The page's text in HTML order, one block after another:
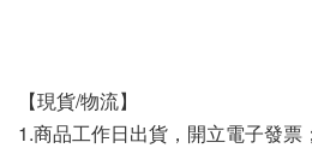
【現貨/物流】
1.商品工作日出貨，開立電子發票